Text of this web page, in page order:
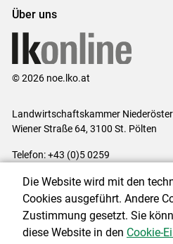
Über uns
© 2026 noe.lko.at
Landwirtschaftskammer
Wiener Straße 64, 3100 St. Pölten
Telefon: +43 (0)5 0259
Impressum|Kontakt|
Cookie-Einstellungen
Die Website wird mit den
Cookies ausgeführt. Andere
Zustimmung gesetzt. Sie
diese Website in den Cookie-